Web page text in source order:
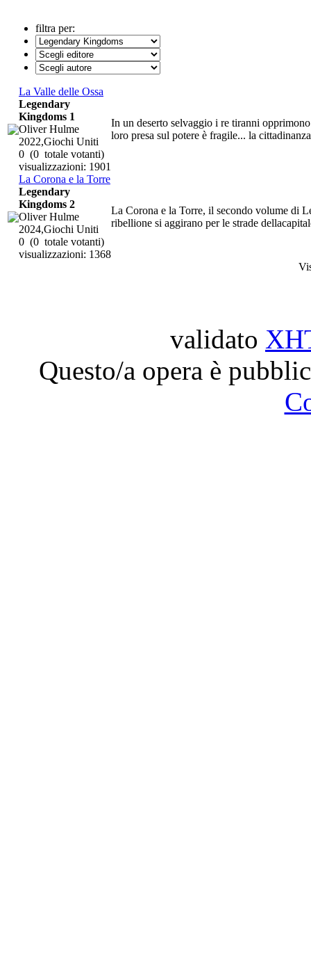
filtra per:
La Valle delle Ossa
In un deserto selvaggio i re tiranni
loro presa sul potere è fragile... la
Legendary
Kingdoms 1
Oliver Hulme
2022,Giochi Uniti
0 (0 totale votanti)
visualizzazioni: 1901
La Corona e la Torre
La Corona e la Torre, il secondo volume di
ribellione si aggirano per le strade
Legendary
Kingdoms 2
Oliver Hulme
2024,Giochi Uniti
0 (0 totale votanti)
visualizzazioni: 1368
validato
Questo/a opera è